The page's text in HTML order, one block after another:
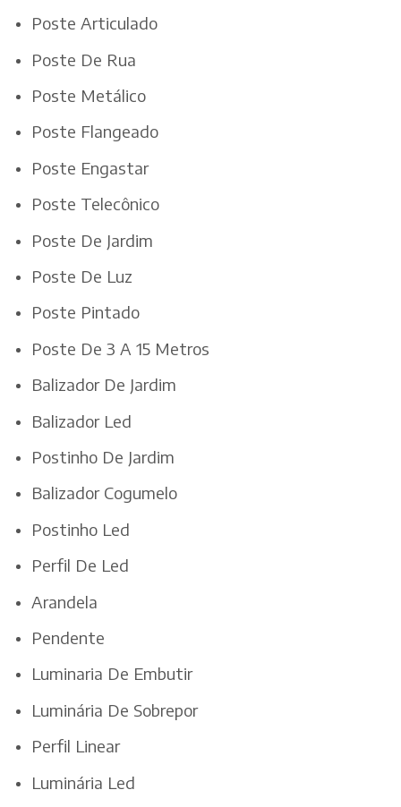
Poste Articulado
Poste De Rua
Poste Metálico
Poste Flangeado
Poste Engastar
Poste Telecônico
Poste De Jardim
Poste De Luz
Poste Pintado
Poste De 3 A 15 Metros
Balizador De Jardim
Balizador Led
Postinho De Jardim
Balizador Cogumelo
Postinho Led
Perfil De Led
Arandela
Pendente
Luminaria De Embutir
Luminária De Sobrepor
Perfil Linear
Luminária Led